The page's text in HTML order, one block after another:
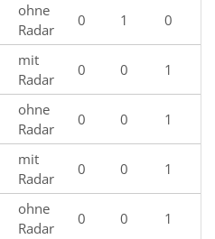
ohne
Radar
0 1 0
mit
Radar
0 0 1
ohne
Radar
0 0 1
mit
Radar
0 0 1
ohne
Radar
0 0 1